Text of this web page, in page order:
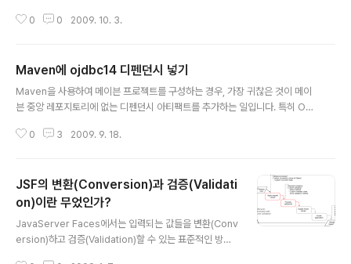
했다고 가정하겠습니다. 만약 아직 Java SDK가 없으신
됩니다. Windows XP에 시스템 등록 정보의 고급 탭에서
환경변수 버튼을 클릭합니다. 시스템 변수 부분에서 새로
만들기 버튼을 클릭합니다. 그리고 변수 이름을 JAVA_H
니다. 저의 경우 C:\Program Files\Java\jdk1.6.0_14
0 0 2009. 10. 3.
Maven에 ojdbc14 디펜던시 넣기
Maven을 사용하여 메이븐 프로젝트를 구성하는 경우, 가장 귀찮은 것이 메이
븐 중앙 레포지토리에 없는 디펜던시 아티팩트를 추가하는 일입니다. 특히 Ora
서 설정하면 잘 설정이 되지만, 실제 아티팩트인 ojdbc14.jar가 메이븐 중앙
가 있을 수 있지만.. 메이븐 프로젝트를 구성하여 사용하는 경우에 일일이 아티
팩트를 로컬 레포지토리에 인스톨하여 사용한다는것 자체가 귀찮고 개발자간
버전 불일치 문제가 있을 수 있습니다. 이때는 메이븐 중앙 레포지토리 외에 다
0 3 2009. 9. 18.
JSF의 변환(Conversion)과 검증(Validati
on)이란 무었인가?
JavaServer Faces에서는 입력되는 값들을 변환(Conv
ersion)하고 검증(Validation)할 수 있는 표준적인 방안